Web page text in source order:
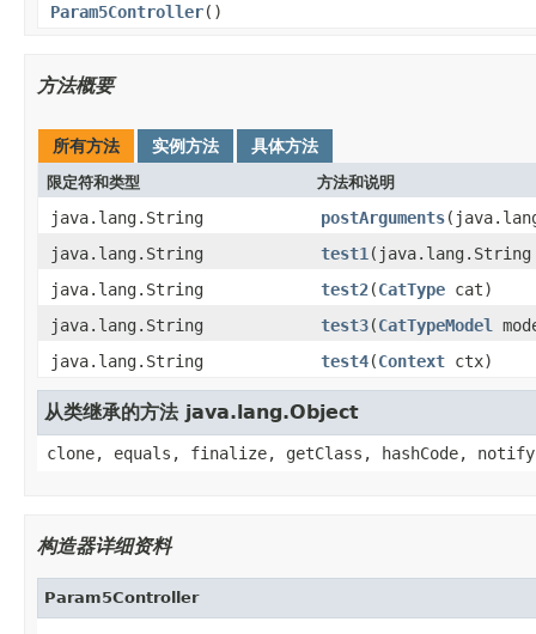
Param5Controller()
方法概要
所有方法 实例方法 具体方法
限定符和类型 方法和说明
java.lang.String postArguments
java.lang.String
test1
java.lang.String
test2(CatType cat)
java.lang.String
test3(CatTypeModel
java.lang.String
test4(Context ctx)
从类继承的方法 java.lang.Object
clone, equals, finalize, getClass, hashCode,
构造器详细资料
Param5Controller